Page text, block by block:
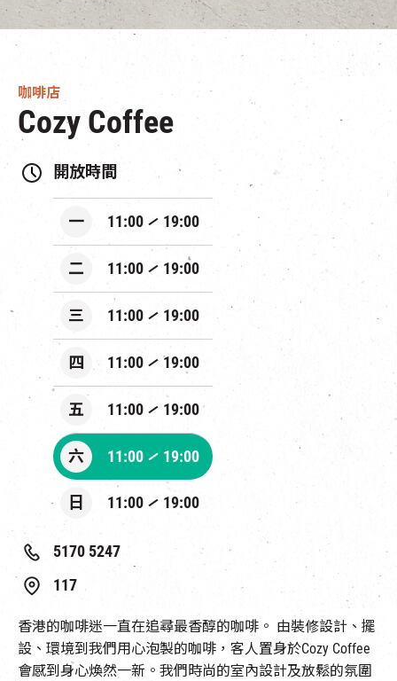
咖啡店
Cozy Coffee
開放時間
一 11:00 19:00
二 11:00 19:00
三 11:00 19:00
四 11:00 19:00
五 11:00 19:00
六 11:00 19:00
日 11:00 19:00
5170 5247
117
香港的咖啡迷一直在追尋最香醇的咖啡。 由裝修設計、擺
設、環境到我們用心泡製的咖啡，客人置身於Cozy Coffee
會感到身心煥然一新。我們時尚的室內設計及放鬆的氛圍